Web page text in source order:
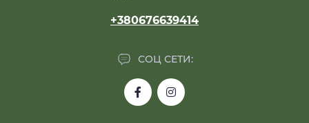
+380676639414
СОЦ СЕТИ: